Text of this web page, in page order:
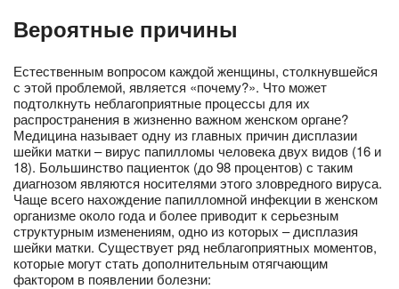
Вероятные причины
Естественным вопросом каждой женщины, столкнувшейся
с этой проблемой, является «почему?». Что может
подтолкнуть неблагоприятные процессы для их
распространения в жизненно важном женском органе?
Медицина называет одну из главных причин дисплазии
шейки матки – вирус папилломы человека двух видов (16 и
18). Большинство пациенток (до 98 процентов) с таким
диагнозом являются носителями этого зловредного вируса.
Чаще всего нахождение папилломной инфекции в женском
организме около года и более приводит к серьезным
структурным изменениям, одно из которых – дисплазия
шейки матки. Существует ряд неблагоприятных моментов,
которые могут стать дополнительным отягчающим
фактором в появлении болезни: